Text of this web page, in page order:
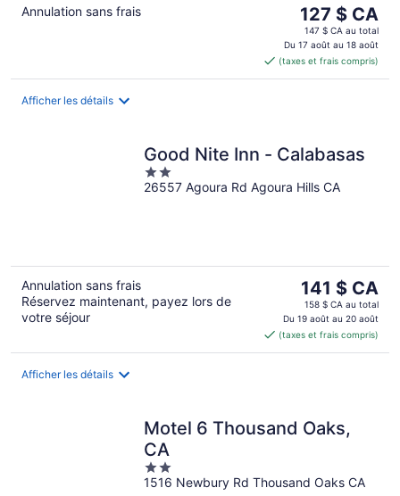
Annulation sans frais
Le
prix
est
de 127 $ CA
par
127 $ CA
147 $ CA au total
Du 17 août au 18 août
(taxes et frais compris)
Afficher les détails
Good Nite Inn - Calabasas
2
out
26557 Agoura Rd Agoura Hills CA
Annulation sans frais
Réservez maintenant, payez lors de
votre séjour
Le
prix
est
de 141 $ CA
par
141 $ CA
158 $ CA au total
Du 19 août au 20 août
(taxes et frais compris)
Afficher les détails
Motel 6 Thousand Oaks,
CA
2
out
1516 Newbury Rd Thousand Oaks CA